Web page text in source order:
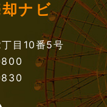
ナビ
目10番5号